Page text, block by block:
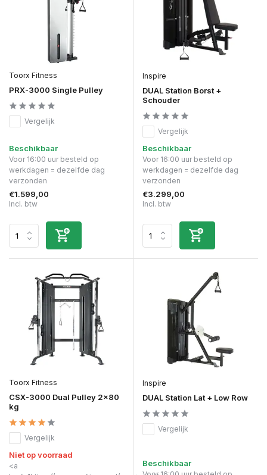
Toorx Fitness
PRX-3000 Single Pulley
Vergelijk
Beschikbaar
Voor 16:00 uur besteld op
werkdagen = dezelfde dag
verzonden
€1.599,00
Incl. btw
Inspire
DUAL Station Borst +
Schouder
Vergelijk
Beschikbaar
Voor 16:00 uur besteld op
werkdagen = dezelfde dag
verzonden
€3.299,00
Incl. btw
Toorx Fitness
CSX-3000 Dual Pulley 2x80
kg
Vergelijk
Niet op voorraad
<a
Inspire
DUAL Station Lat + Low Row
Vergelijk
Beschikbaar